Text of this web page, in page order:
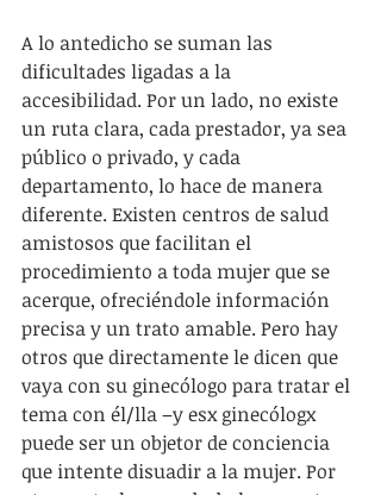
A lo antedicho se suman las
dificultades ligadas a la
accesibilidad. Por un lado, no existe
un ruta clara, cada prestador, ya sea
público o privado, y cada
departamento, lo hace de manera
diferente. Existen centros de salud
amistosos que facilitan el
procedimiento a toda mujer que se
acerque, ofreciéndole información
precisa y un trato amable. Pero hay
otros que directamente le dicen que
vaya con su ginecólogo para tratar el
tema con él/lla –y esx ginecólogx
puede ser un objetor de conciencia
que intente disuadir a la mujer. Por